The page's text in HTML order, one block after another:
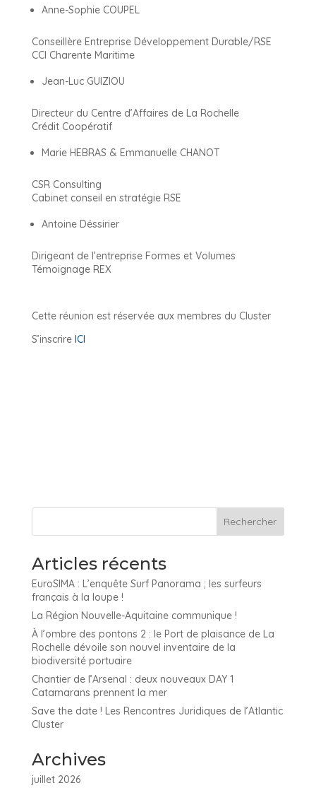
Anne-Sophie COUPEL
Conseillère Entreprise Développement Durable/RSE
CCI Charente Maritime
Jean-Luc GUIZIOU
Directeur du Centre d’Affaires de La Rochelle
Crédit Coopératif
Marie HEBRAS & Emmanuelle CHANOT
CSR Consulting
Cabinet conseil en stratégie RSE
Antoine Déssirier
Dirigeant de l’entreprise Formes et Volumes
Témoignage REX
Cette réunion est réservée aux membres du Cluster
S’inscrire ICI
Articles récents
EuroSIMA : L’enquête Surf Panorama ; les surfeurs
français à la loupe !
La Région Nouvelle-Aquitaine communique !
À l’ombre des pontons 2 : le Port de plaisance de La
Rochelle dévoile son nouvel inventaire de la
biodiversité portuaire
Chantier de l’Arsenal : deux nouveaux DAY 1
Catamarans prennent la mer
Save the date ! Les Rencontres Juridiques de l’Atlantic
Cluster
Archives
juillet 2026